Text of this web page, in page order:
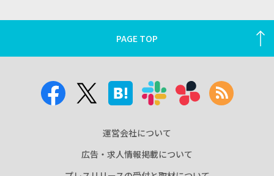
PAGE TOP
運営会社について
広告・求人情報掲載について